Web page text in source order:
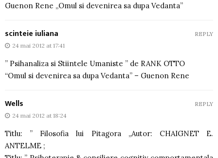
Guenon Rene „Omul si devenirea sa dupa Vedanta”
scinteie iuliana
24 mai 2012 at 17:41
” Psihanaliza si Stiintele Umaniste ” de RANK OTTO
“Omul si devenirea sa dupa Vedanta” – Guenon Rene
REPLY
Wells
24 mai 2012 at 18:24
Titlu: ” Filosofia lui Pitagora „Autor: CHAIGNET E.
ANTELME ;
REPLY